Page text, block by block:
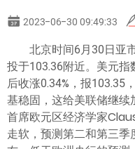
日本語
Tiếng việt
2023-06-30 09:49:33
北京时间6月30日亚
投于103.36附近。美元
后收涨0.34%，报103.35
基稳固，这给美联储继
首席欧元区经济学家
走软，预测第二和第三